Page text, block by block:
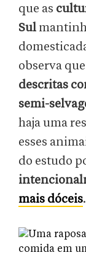
que as
Sul
observa que
descritas
semi-
haja uma
esses
do estudo
mais dóceis.